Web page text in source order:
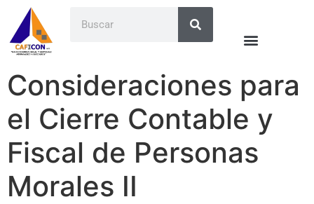
Consideraciones para
el Cierre Contable y
Fiscal de Personas
Morales II